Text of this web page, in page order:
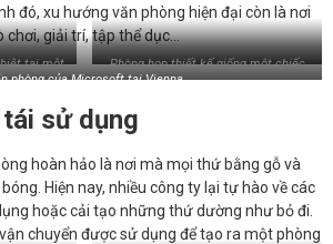
đó, xu hướng văn phòng hiện đại còn là nơi
chơi, giải trí, tập thể dục…
biệt tại một
của
Phòng họp thiết kế giống một chiếc
xe buýt tại YouTube
phòng của Microsoft tại Vienna
sử dụng
hoàn hảo là nơi mà mọi thứ bằng gỗ và
Hiện nay, nhiều công ty lại tự hào về các
hoặc cải tạo những thứ dường như bỏ đi.
chuyển được sử dụng để tạo ra một phòng